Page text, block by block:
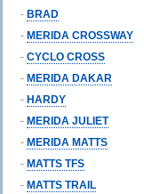
- BRAD
- MERIDA CROSSWAY
- CYCLO CROSS
- MERIDA DAKAR
- HARDY
- MERIDA JULIET
- MERIDA MATTS
- MATTS TFS
- MATTS TRAIL